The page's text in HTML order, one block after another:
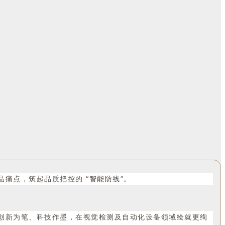
点，筑起品质把控的 “智能防线”。
为笔、科技作墨，在视觉检测及自动化设备领域绘就更绚